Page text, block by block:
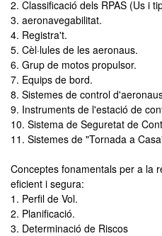
2. Classificació dels RPAS (Us i
3. aeronavegabilitat.
4. Registra't.
5. Cèl·lules de les aeronaus.
6. Grup de motos propulsor.
7. Equips de bord.
8. Sistemes de control
9. Instruments de l'estació de
10. Sistema de Seguretat de
11. Sistemes de "Tornada a
Conceptes fonamentals per a la
eficient i segura:
1. Perfil de Vol.
2. Planificació.
3. Determinació de Riscos